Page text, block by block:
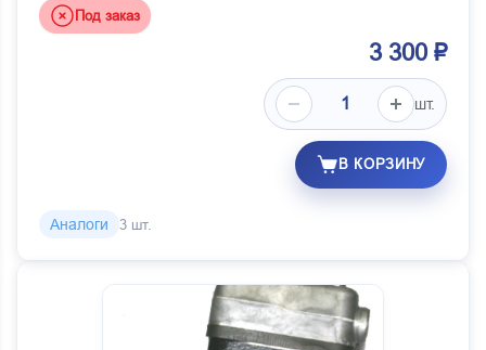
Под заказ
3 300 ₽
шт.
В КОРЗИНУ
Аналоги 3 шт.